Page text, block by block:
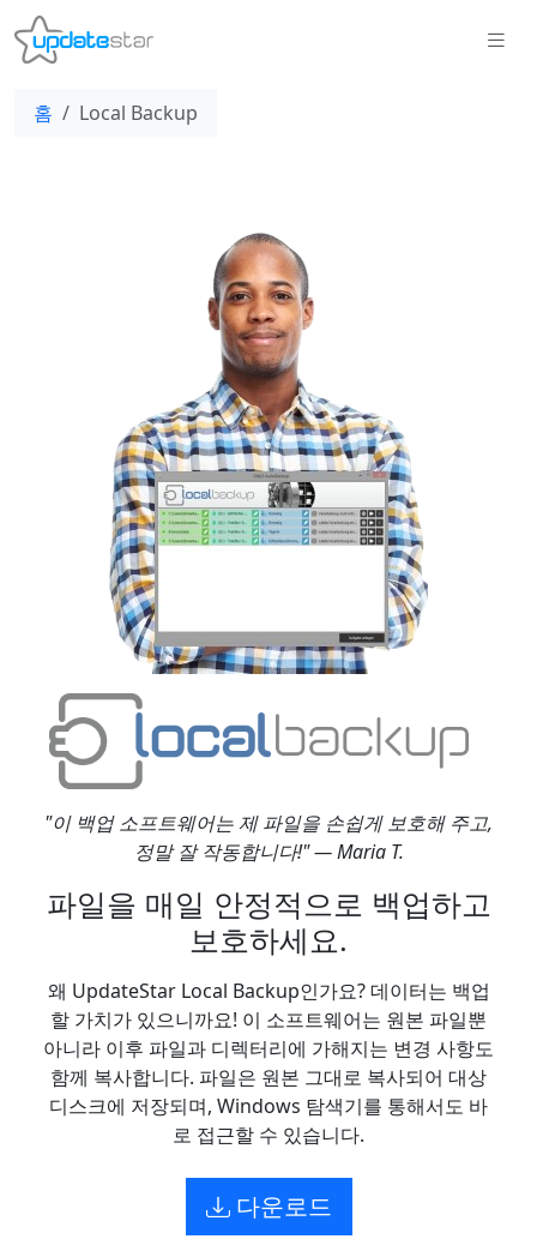
홈 Local Backup
"이 백업 소프트웨어는 제 파일을 손쉽게 보호해 주고,
정말 잘 작동합니다!" — Maria T.
파일을 매일 안정적으로 백업하고
보호하세요.
왜 UpdateStar Local Backup인가요? 데이터는 백업
할 가치가 있으니까요! 이 소프트웨어는 원본 파일뿐
아니라 이후 파일과 디렉터리에 가해지는 변경 사항도
함께 복사합니다. 파일은 원본 그대로 복사되어 대상
디스크에 저장되며, Windows 탐색기를 통해서도 바
로 접근할 수 있습니다.
다운로드